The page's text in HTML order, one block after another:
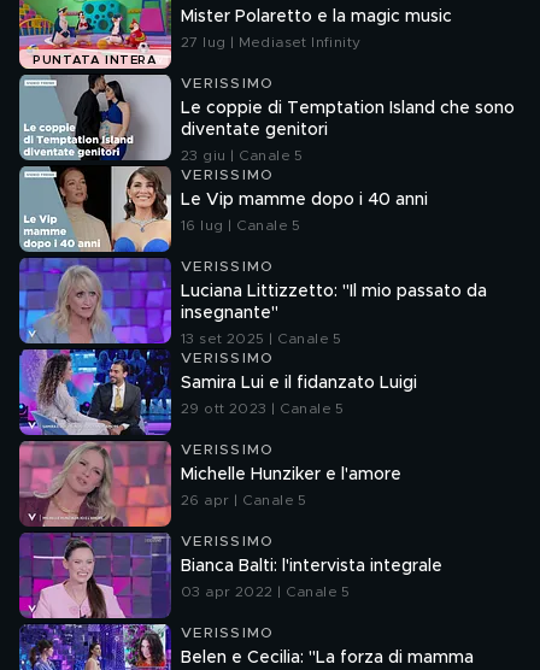
PUNTATA INTERA
Mister Polaretto e la magic music
27 lug | Mediaset Infinity
VERISSIMO
Le coppie di Temptation Island che sono
diventate genitori
23 giu | Canale 5
VERISSIMO
Le Vip mamme dopo i 40 anni
16 lug | Canale 5
VERISSIMO
Luciana Littizzetto: "Il mio passato da
insegnante"
13 set 2025 | Canale 5
VERISSIMO
Samira Lui e il fidanzato Luigi
29 ott 2023 | Canale 5
VERISSIMO
Michelle Hunziker e l'amore
26 apr | Canale 5
VERISSIMO
Bianca Balti: l'intervista integrale
03 apr 2022 | Canale 5
VERISSIMO
Belen e Cecilia: "La forza di mamma